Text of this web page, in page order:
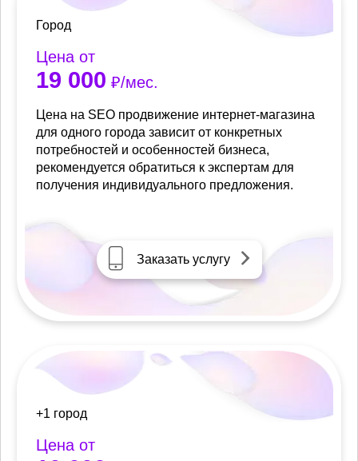
Город
Цена от
19 000 ₽/мес.
Цена на SEO продвижение интернет-магазина
для одного города зависит от конкретных
потребностей и особенностей бизнеса,
рекомендуется обратиться к экспертам для
получения индивидуального предложения.
Заказать услугу
+1 город
Цена от